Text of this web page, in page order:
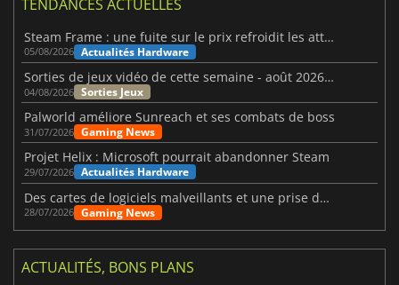
TENDANCES ACTUELLES
Steam Frame : une fuite sur le prix refroidit les attentes VR
05/08/2026 Actualités Hardware
Sorties de jeux vidéo de cette semaine - août 2026 (semaine 32)
04/08/2026 Sorties Jeux
Palworld améliore Sunreach et ses combats de boss
31/07/2026 Gaming News
Projet Helix : Microsoft pourrait abandonner Steam
29/07/2026 Actualités Hardware
Des cartes de logiciels malveillants et une prise de contrôle de Discord ont touché Meccha Chameleon
28/07/2026 Gaming News
ACTUALITÉS, BONS PLANS